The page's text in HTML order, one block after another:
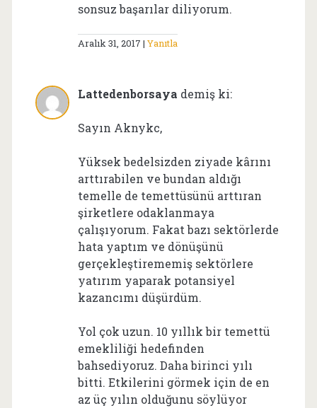
sonsuz başarılar diliyorum.
Aralık 31, 2017 Yanıtla
Lattedenborsaya demiş ki:
Sayın Aknykc,
Yüksek bedelsizden ziyade kârını
arttırabilen ve bundan aldığı
temelle de temettüsünü arttıran
şirketlere odaklanmaya
çalışıyorum. Fakat bazı sektörlerde
hata yaptım ve dönüşünü
gerçekleştirememiş sektörlere
yatırım yaparak potansiyel
kazancımı düşürdüm.
Yol çok uzun. 10 yıllık bir temettü
emekliliği hedefinden
bahsediyoruz. Daha birinci yılı
bitti. Etkilerini görmek için de en
az üç yılın olduğunu söylüyor